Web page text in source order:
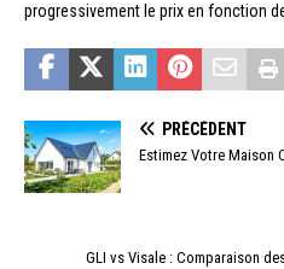
progressivement le prix en fonction
PRÉCÉDENT
Estimez Votre Maison
GLI vs Visale : Comparaison